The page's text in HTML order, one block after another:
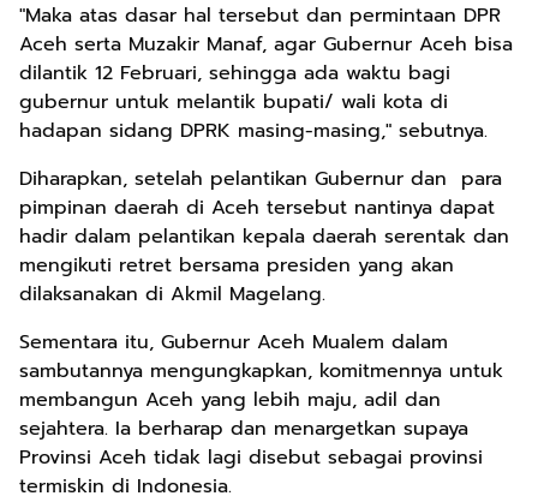
"Maka atas dasar hal tersebut dan permintaan DPR
Aceh serta Muzakir Manaf, agar Gubernur Aceh bisa
dilantik 12 Februari, sehingga ada waktu bagi
gubernur untuk melantik bupati/ wali kota di
hadapan sidang DPRK masing-masing," sebutnya.
Diharapkan, setelah pelantikan Gubernur dan para
pimpinan daerah di Aceh tersebut nantinya dapat
hadir dalam pelantikan kepala daerah serentak dan
mengikuti retret bersama presiden yang akan
dilaksanakan di Akmil Magelang.
Sementara itu, Gubernur Aceh Mualem dalam
sambutannya mengungkapkan, komitmennya untuk
membangun Aceh yang lebih maju, adil dan
sejahtera. Ia berharap dan menargetkan supaya
Provinsi Aceh tidak lagi disebut sebagai provinsi
termiskin di Indonesia.